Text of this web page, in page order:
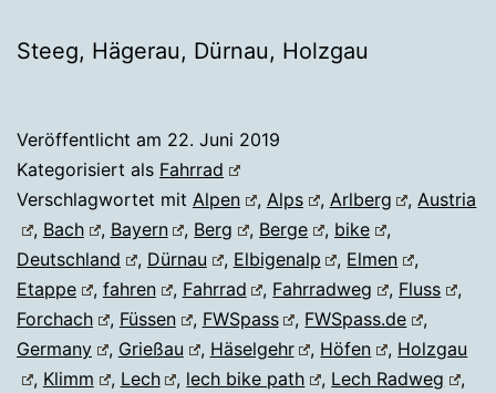
Steeg, Hägerau, Dürnau, Holzgau
Veröffentlicht am 22. Juni 2019
Kategorisiert als Fahrrad
Verschlagwortet mit Alpen , Alps , Arlberg ,Austria
, Bach , Bayern , Berg , Berge , bike
,
Deutschland
, Dürnau , Elbigenalp , Elmen
,
Etappe
, fahren , Fahrrad , Fahrradweg , Fluss
,
Forchach
, Füssen , FWSpass , FWSpass.de
,
Germany
, Grießau , Häselgehr , Höfen , Holzgau
, Klimm , Lech , lech bike path , Lech Radweg
,